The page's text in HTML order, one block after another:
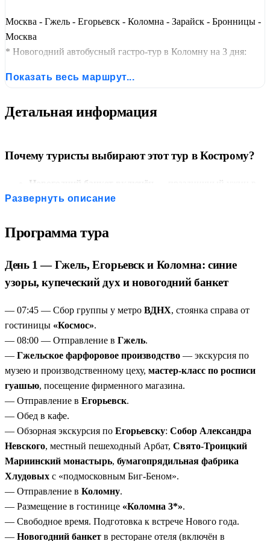
Москва - Гжель - Егорьевск - Коломна - Зарайск - Бронницы -
Москва
* Новогодний автобусный гастро-тур в Коломну на 3 дня:
(Кремль, банкет, пастила, калач) – Зарайск (Кремль, коврижка
питание — завтраки, обеды, банкет, ужин.
Показать весь маршрут...
Детальная информация
Почему туристы выбирают этот тур в Кострому?
Новогодний банкет включён
— праздничный ужин в
ресторане отеля без дополнительных хлопот.
Малиновой комнате с разными вкусами.
Калач с пылу с жару
дегустацией настоящего коломенского калача.
Гжель — сине-белая сказка
росписи фарфоровой игрушки.
Развернуть описание
Программа тура
День 1 — Гжель, Егорьевск и Коломна: синие
узоры, купеческий дух и новогодний банкет
— 07:45 — Сбор группы у метро ВДНХ, стоянка справа от
гостиницы «Космос».
— 08:00 — Отправление в Гжель.
— Гжельское фарфоровое производство — экскурсия по
музею и производственному цеху, мастер-класс по росписи
гуашью, посещение фирменного магазина.
— Отправление в Егорьевск.
— Обед в кафе.
— Обзорная экскурсия по Егорьевску: Собор Александра
Невского, местный пешеходный Арбат, Свято-Троицкий
Мариинский монастырь, бумагопрядильная фабрика
Хлудовых с «подмосковным Биг-Беном».
— Отправление в Коломну.
— Размещение в гостинице «Коломна 3*».
— Свободное время. Подготовка к встрече Нового года.
— Новогодний банкет в ресторане отеля (включён в